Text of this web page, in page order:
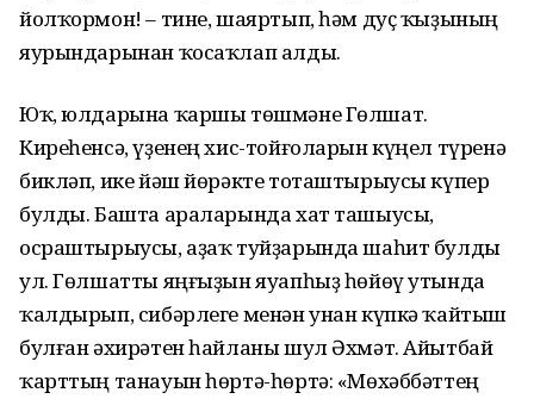
йолҡормон! – тине, шаяртып, һәм дуҫ ҡыҙының
яурындарынан ҡосаҡлап алды.
Юҡ, юлдарына ҡаршы төшмәне Гөлшат.
Киреһенсә, үҙенең хис-тойғоларын күңел түренә
бикләп, ике йәш йөрәкте тоташтырыусы күпер
булды. Башта араларында хат ташыусы,
осраштырыусы, аҙаҡ туйҙарында шаһит булды
ул. Гөлшатты яңғыҙын яуапһыҙ һөйөү утында
ҡалдырып, сибәрлеге менән унан күпкә ҡайтыш
булған әхирәтен һайланы шул Әхмәт. Айытбай
ҡарттың танауын һөртә-һөртә: «Мөхәббәттең